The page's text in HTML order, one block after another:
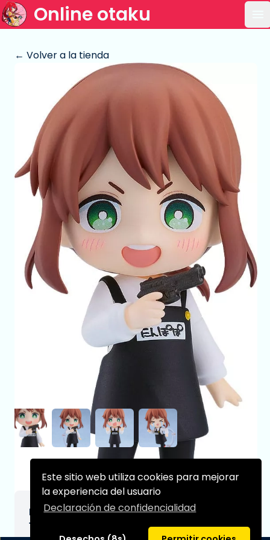
Este sitio web utiliza cookies para mejorar
la experiencia del usuario
Declaración de confidencialidad
Online otaku
← Volver a la tienda
Kindergarten Wars Figura Nendoroid Rita
10 cm